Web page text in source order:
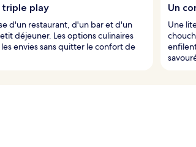
triple play
d'un restaurant, d'un bar et d'un
déjeuner. Les options culinaires
envies sans quitter le confort de
Un
Une